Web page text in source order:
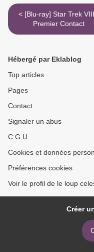
< [Blu-ray] Star Trek VIII :
Premier Contact
Hébergé par Eklablog
Top articles
Pages
Contact
Signaler un abus
C.G.U.
Cookies et données
Préférences cookies
Voir le profil de le loup
Créer